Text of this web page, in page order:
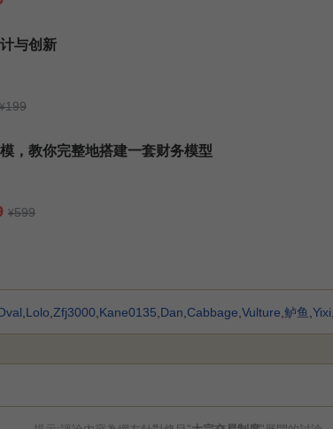
与创新
¥199
，教你完整地搭建一套财务模型
¥599
Lolo Zfj3000 Kane0135 Dan Cabbage Vulture 鲈鱼 Yixi